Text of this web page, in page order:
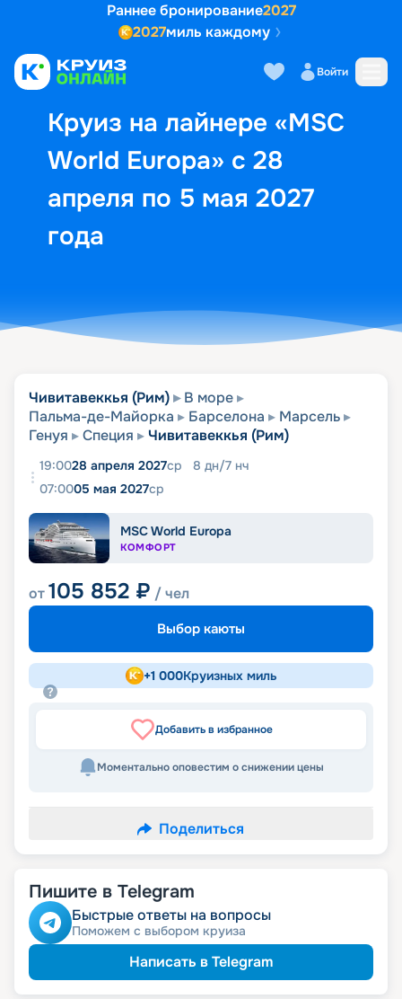
Раннее бронирование2027
2027миль каждому
Войти
Круиз на лайнере «MSC
World Europa» с 28
апреля по 5 мая 2027
года
Выбор кают Маршрут и
Чивитавеккья (Рим)
В море
Пальма-де-Майорка
Барселона
Марсель
Генуя
Специя Чивитавеккья (Рим)
19:0028 апреля 2027ср 8 дн/7 нч
07:0005 мая 2027ср
MSC World Europa
КОМФОРТ
от105 852 ₽ / чел
Выбор каюты
+1 000Круизных миль
Добавить в избранное
Моментально оповестим о снижении цены
Поделиться
Пишите в Telegram
Быстрые ответы на вопросы
Поможем с выбором круиза
Написать в Telegram